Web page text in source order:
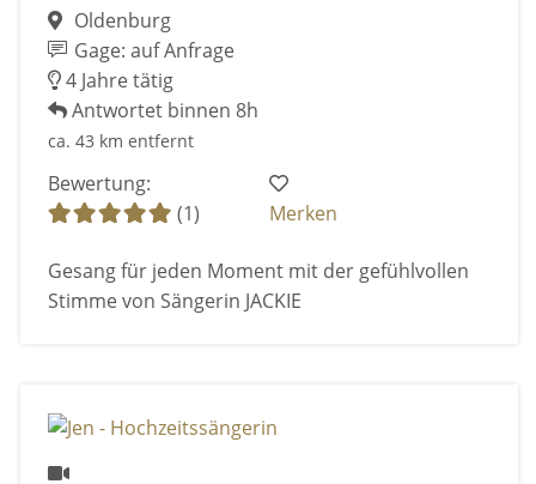
Oldenburg
Gage: auf Anfrage
4 Jahre tätig
Antwortet binnen 8h
ca. 43 km entfernt
Bewertung:
(1)
Merken
Gesang für jeden Moment mit der gefühlvollen
Stimme von Sängerin JACKIE